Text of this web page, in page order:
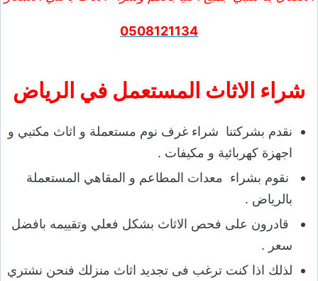
0508121134
شراء الاثاث المستعمل في الرياض
نقدم بشركتنا شراء غرف نوم مستعملة و اثاث مكتبي و
اجهزة كهربائية و مكيفات .
نقوم بشراء معدات المطاعم و المقاهي المستعملة
بالرياض .
قادرون على فحص الاثاث بشكل فعلي وتقييمه بافضل
سعر .
لذلك اذا كنت ترغب فى تجديد اثاث منزلك فنحن نشتري